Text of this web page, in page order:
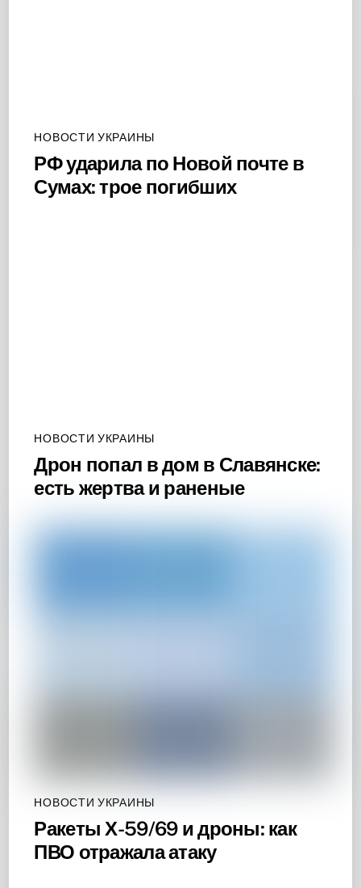
НОВОСТИ УКРАИНЫ
РФ ударила по Новой почте в
Сумах: трое погибших
НОВОСТИ УКРАИНЫ
Дрон попал в дом в Славянске:
есть жертва и раненые
НОВОСТИ УКРАИНЫ
Ракеты Х-59/69 и дроны: как
ПВО отражала атаку